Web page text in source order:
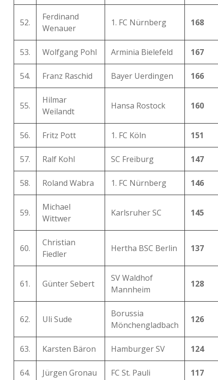
52.
Ferdinand
Wenauer
1. FC Nürnberg 168
53. Wolfgang Pohl Arminia Bielefeld 167
54. Franz Raschid Bayer Uerdingen 166
55.
Hilmar
Weilandt
Hansa Rostock 160
56. Fritz Pott 1. FC Köln 151
57. Ralf Kohl SC Freiburg 147
58. Roland Wabra 1. FC Nürnberg 146
59.
Michael
Wittwer
Karlsruher SC 145
60.
Christian
Fiedler
Hertha BSC Berlin 137
61. Günter Sebert
SV Waldhof
Mannheim
128
62. Uli Sude
Borussia
Mönchengladbach
126
63. Karsten Bäron Hamburger SV 124
64. Jürgen Gronau FC St. Pauli 117